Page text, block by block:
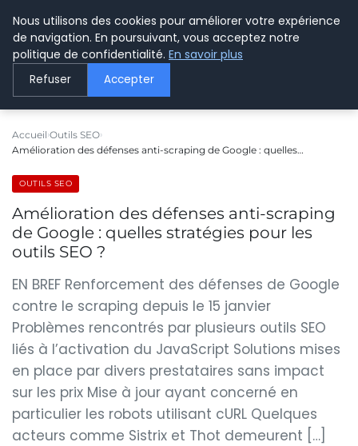
LE WEBMARKETING
Accueil Outils SEO
Amélioration des défenses anti-scraping de Google : quelles…
OUTILS SEO
Amélioration des défenses anti-scraping
de Google : quelles stratégies pour les
outils SEO ?
EN BREF Renforcement des défenses de Google
contre le scraping depuis le 15 janvier
Problèmes rencontrés par plusieurs outils SEO
liés à l’activation du JavaScript Solutions mises
en place par divers prestataires sans impact
sur les prix Mise à jour ayant concerné en
particulier les robots utilisant cURL Quelques
acteurs comme Sistrix et Thot demeurent […]
Nous utilisons des cookies pour améliorer votre expérience
de navigation. En poursuivant, vous acceptez notre
politique de confidentialité. En savoir plus
Refuser Accepter